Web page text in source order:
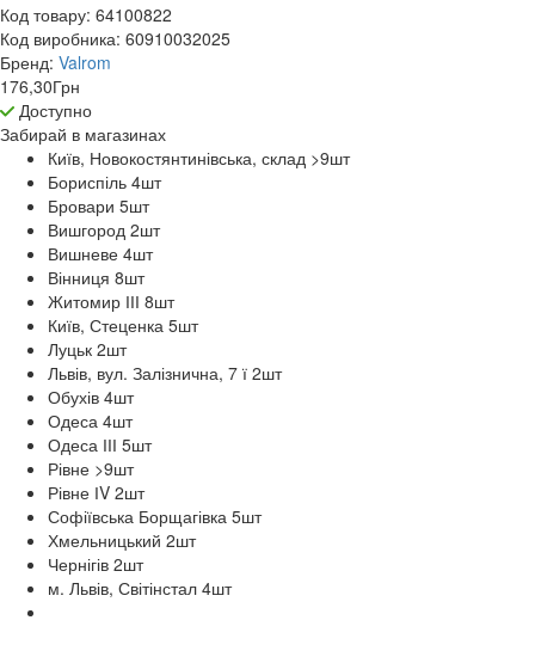
Код товару: 64100822
Код виробника: 60910032025
Бренд: Valrom
176,30Грн
Доступно
Забирай в магазинах
Київ, Новокостянтинівська, склад >9шт
Бориспіль 4шт
Бровари 5шт
Вишгород 2шт
Вишневе 4шт
Вінниця 8шт
Житомир ІІІ 8шт
Київ, Стеценка 5шт
Луцьк 2шт
Львів, вул. Залізнична, 7 ї 2шт
Обухів 4шт
Одеса 4шт
Одеса ІІІ 5шт
Рівне >9шт
Рівне ІV 2шт
Софіївська Борщагівка 5шт
Хмельницький 2шт
Чернігів 2шт
м. Львів, Світінстал 4шт